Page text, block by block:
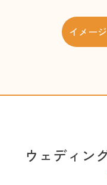
イメー
ウェディン